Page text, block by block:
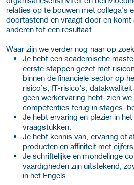
relaties op te bouwen met collega's
doortastend en vraagt door en komt
anderen tot een resultaat.
Waar zijn we verder nog naar op
Je hebt een academische
eerste stappen gezet met
binnen de financiële sector op
risico’s, IT-risico’s,
geen werkervaring hebt, zien
competenties terug in stages,
Je hebt ervaring en plezier in
vraagstukken.
Je hebt kennis van, ervaring of
producten en affiniteit met cijfers.
Je schriftelijke en mondelinge
vaardigheden zijn uitstekend,
in het Engels.